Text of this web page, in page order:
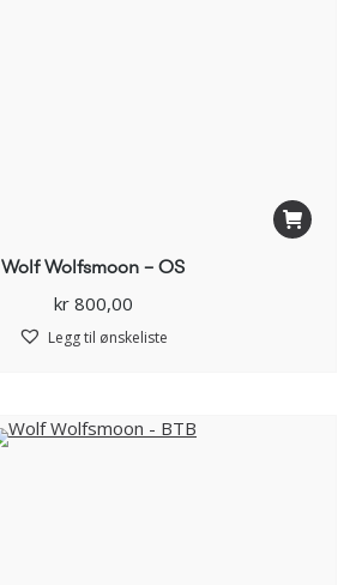
Wolf Wolfsmoon – OS
kr800,00
Legg til ønskeliste